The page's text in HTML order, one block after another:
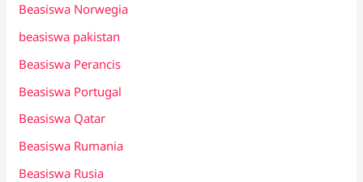
Beasiswa Norwegia
beasiswa pakistan
Beasiswa Perancis
Beasiswa Portugal
Beasiswa Qatar
Beasiswa Rumania
Beasiswa Rusia